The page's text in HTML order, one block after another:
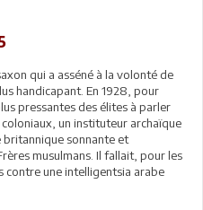
qui a asséné à la volonté de
handicapant. En 1928, pour
pressantes des élites à parler
coloniaux, un instituteur archaïque
britannique sonnante et
musulmans. Il fallait, pour les
contre une intelligentsia arabe